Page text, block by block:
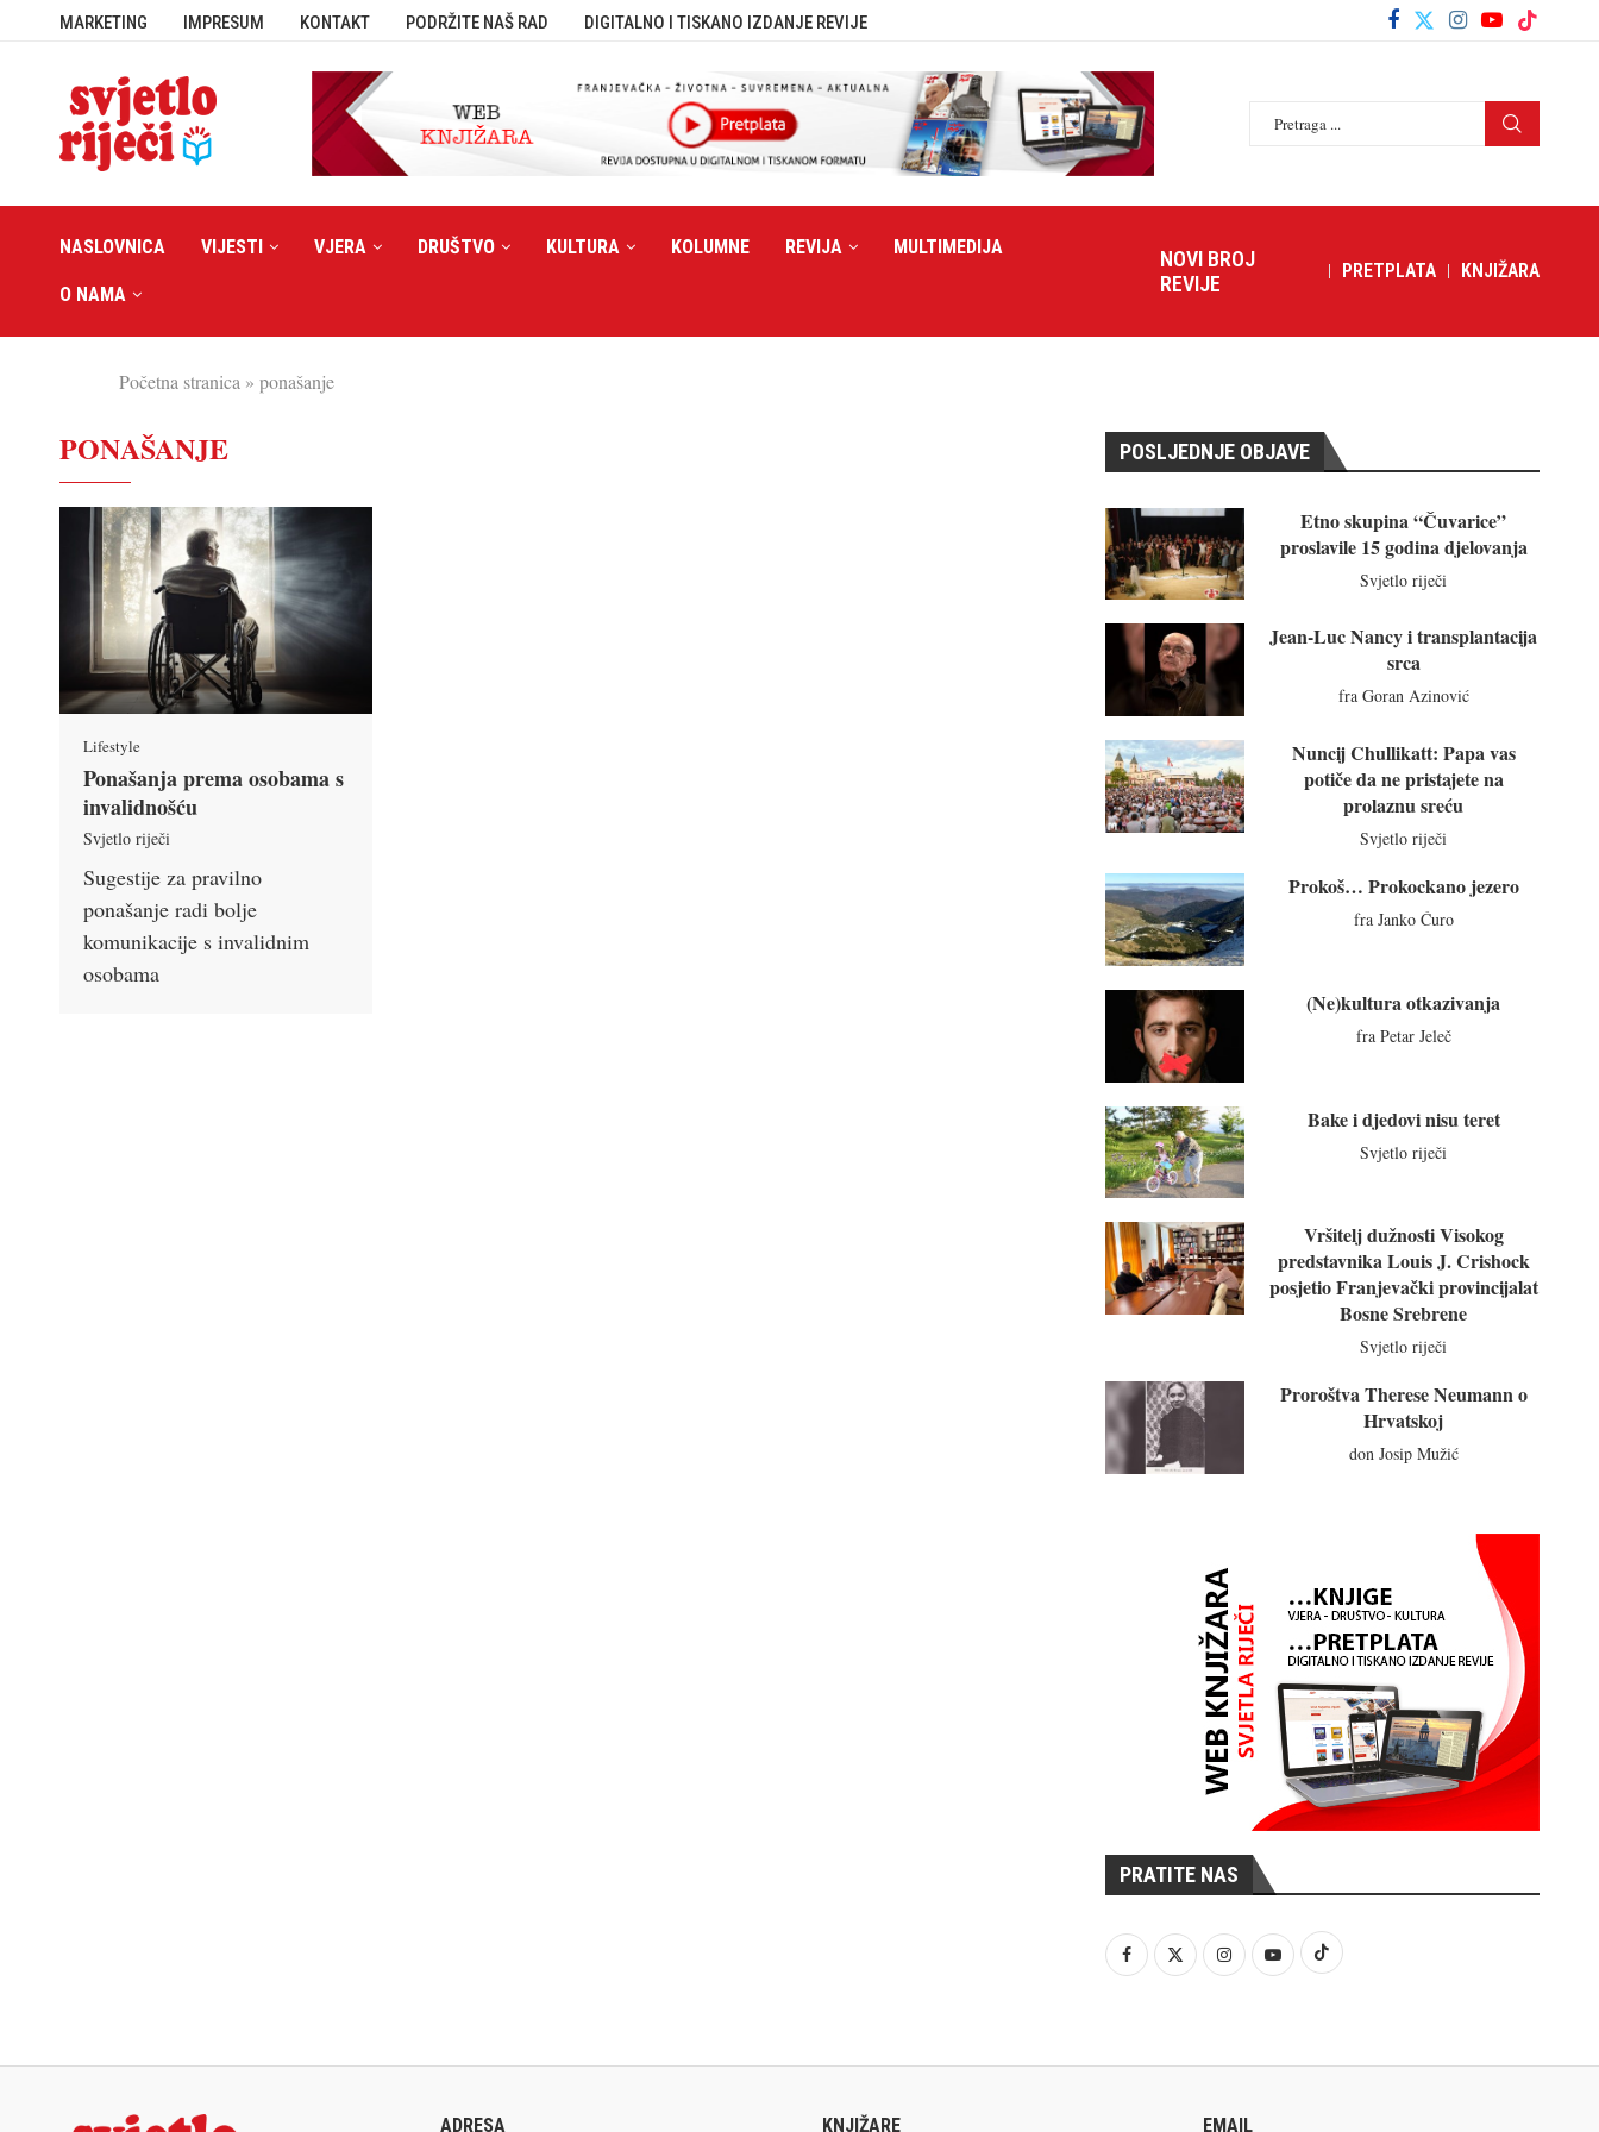
MARKETING IMPRESUM KONTAKT PODRŽITE NAŠ RAD DIGITALNO I TISKANO IZDANJE REVIJE
NASLOVNICA VIJESTI VJERA DRUŠTVO KULTURA KOLUMNE REVIJA MULTIMEDIJA
O NAMA
NOVI BROJ
REVIJE
PRETPLATA KNJIŽARA
Početna stranica » ponašanje
PONAŠANJE
Lifestyle
Ponašanja prema osobama s
invalidnošću
Svjetlo riječi
Sugestije za pravilno
ponašanje radi bolje
komunikacije s invalidnim
osobama
POSLJEDNJE OBJAVE
Etno skupina “Čuvarice”
proslavile 15 godina djelovanja
Svjetlo riječi
Jean-Luc Nancy i transplantacija
srca
fra Goran Azinović
Nuncij Chullikatt: Papa vas
potiče da ne pristajete na
prolaznu sreću
Svjetlo riječi
Prokoš… Prokockano jezero
fra Janko Ćuro
(Ne)kultura otkazivanja
fra Petar Jeleč
Bake i djedovi nisu teret
Svjetlo riječi
Vršitelj dužnosti Visokog
predstavnika Louis J. Crishock
posjetio Franjevački provincijalat
Bosne Srebrene
Svjetlo riječi
Proroštva Therese Neumann o
Hrvatskoj
don Josip Mužić
PRATITE NAS
ADRESA KNJIŽARE EMAIL